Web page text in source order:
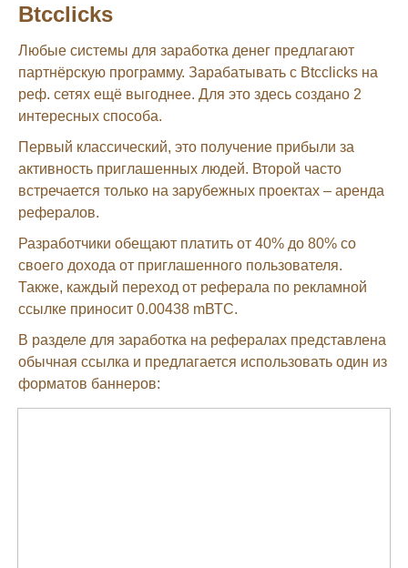
Btcclicks
Любые системы для заработка денег предлагают
партнёрскую программу. Зарабатывать с Btcclicks на
реф. сетях ещё выгоднее. Для это здесь создано 2
интересных способа.
Первый классический, это получение прибыли за
активность приглашенных людей. Второй часто
встречается только на зарубежных проектах – аренда
рефералов.
Разработчики обещают платить от 40% до 80% со
своего дохода от приглашенного пользователя.
Также, каждый переход от реферала по рекламной
ссылке приносит 0.00438 mВТС.
В разделе для заработка на рефералах представлена
обычная ссылка и предлагается использовать один из
форматов баннеров: